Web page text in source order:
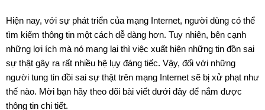
Hiện nay, với sự phát triển của mạng Internet, người dùng có thể
tìm kiếm thông tin một cách dễ dàng hơn. Tuy nhiên, bên cạnh
những lợi ích mà nó mang lại thì việc xuất hiện những tin đồn sai
sự thật gây ra rất nhiều hệ lụy đáng tiếc. Vậy, đối với những
người tung tin đồi sai sự thật trên mạng Internet sẽ bị xử phạt như
thế nào. Mời bạn hãy theo dõi bài viết dưới đây để nắm được
thông tin chi tiết.